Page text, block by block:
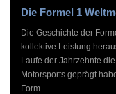
Die Formel 1
Die Geschichte der
kollektive Leistung
Laufe der Jahrzehnte
Motorsports geprägt
Form...